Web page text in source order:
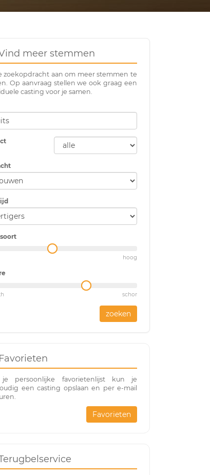
meer stemmen
zoekopdracht aan om meer stemmen te
Op aanvraag stellen we ook graag een
casting voor je samen.
hoog
schor
zoeken
persoonlijke favorietenlijst kun je
een casting opslaan en per e-mail
Favorieten